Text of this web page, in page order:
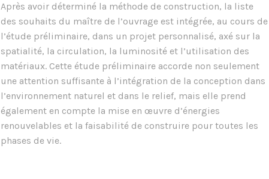
Après avoir déterminé la méthode de construction, la liste
des souhaits du maître de l’ouvrage est intégrée, au cours de
l’étude préliminaire, dans un projet personnalisé, axé sur la
spatialité, la circulation, la luminosité et l’utilisation des
matériaux. Cette étude préliminaire accorde non seulement
une attention suffisante à l’intégration de la conception dans
l’environnement naturel et dans le relief, mais elle prend
également en compte la mise en œuvre d’énergies
renouvelables et la faisabilité de construire pour toutes les
phases de vie.